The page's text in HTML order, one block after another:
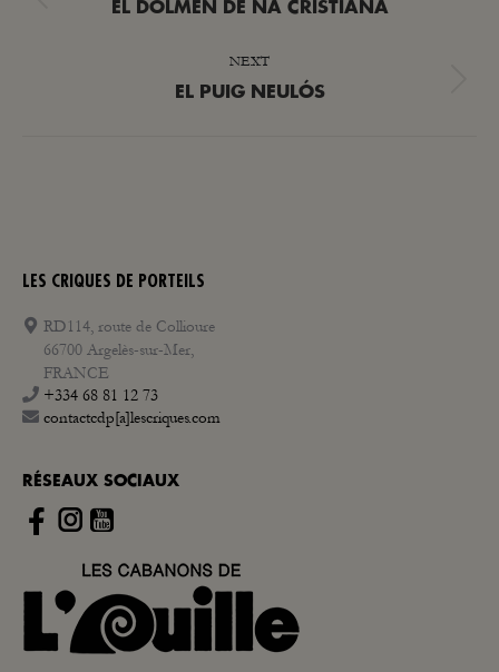
Previous
EL DOLMEN DE NA CRISTIANA
NEXT
Next
EL PUIG NEULÓS
LES CRIQUES DE PORTEILS
RD114, route de Collioure
66700 Argelès-sur-Mer,
FRANCE
+334 68 81 12 73
contactcdp[a]lescriques.com
RÉSEAUX SOCIAUX
Instagram